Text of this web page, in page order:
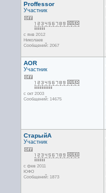
Proffessor
Участник
с янв 2012
Николаев
Сообщений: 2067
AOR
Участник
с окт 2003
Сообщений: 14675
СтарыйА
Участник
с фев 2011
ЮФО
Сообщений: 1873